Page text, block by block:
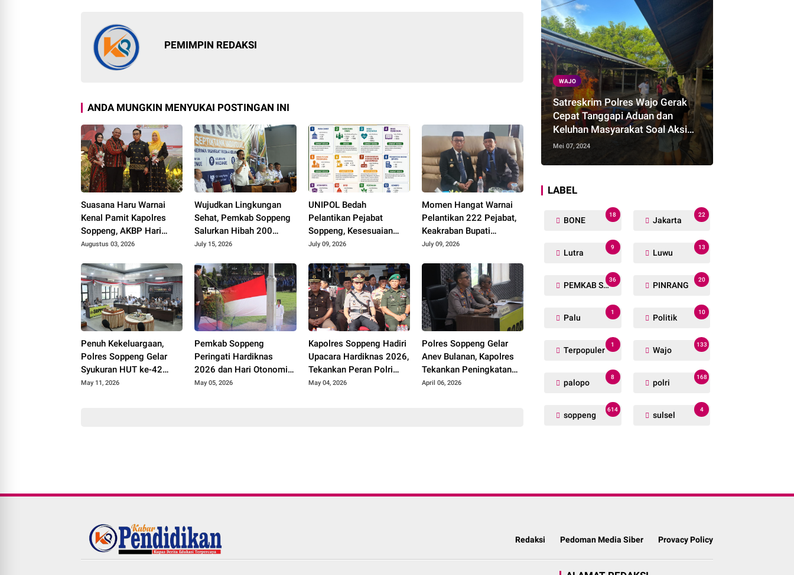
PEMIMPIN REDAKSI
ANDA MUNGKIN MENYUKAI POSTINGAN INI
Suasana Haru Warnai
Kenal Pamit Kapolres
Soppeng, AKBP Hari
Budiyanto Siap Lanjutkan
Latemmamala
Augustus 03, 2026
Wujudkan Lingkungan
Sehat, Pemkab Soppeng
Salurkan Hibah 200
Tangki Septik untuk
July 15, 2026
UNIPOL Bedah
Pelantikan Pejabat
Soppeng, Kesesuaian
Jabatan dan Disiplin Ilmu
July 09, 2026
Momen Hangat Warnai
Pelantikan 222 Pejabat,
Keakraban Bupati
Soppeng dan Kepala
July 09, 2026
Penuh Kekeluargaan,
Polres Soppeng Gelar
Syukuran HUT ke-42
Kapolres AKBP Aditya
May 11, 2026
Pemkab Soppeng
Peringati Hardiknas
2026 dan Hari Otonomi
Daerah, Tekankan
May 05, 2026
Kapolres Soppeng Hadiri
Upacara Hardiknas 2026,
Tekankan Peran Polri
Dalam Dukungan
May 04, 2026
Polres Soppeng Gelar
Anev Bulanan, Kapolres
Tekankan Peningkatan
Kinerja dan Pelayanan
April 06, 2026
WAJO
Satreskrim Polres Wajo Gerak
Cepat Tanggapi Aduan dan
Keluhan Masyarakat Soal Aksi
Perjudian
Mei 07, 2024
LABEL
BONE
18
Jakarta
22
Lutra
9
Luwu
13
PEMKAB SOPPENG
36
PINRANG
20
Palu
1
Politik
10
Terpopuler
1
Wajo
133
palopo
8
polri
168
soppeng
614
sulsel
4
Redaksi Pedoman Media Siber Provacy Policy